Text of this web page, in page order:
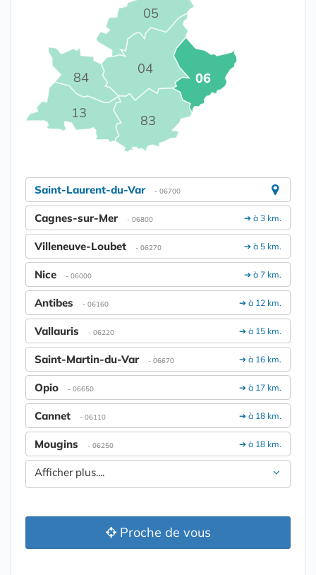
04
05
06
13 83
84
Saint-Laurent-du-Var - 06700
➔ à 3 km.
Cagnes-sur-Mer - 06800
➔ à 5 km.
Villeneuve-Loubet - 06270
➔ à 7 km.
Nice - 06000
➔ à 12 km.
Antibes - 06160
➔ à 15 km.
Vallauris - 06220
➔ à 16 km.
Saint-Martin-du-Var - 06670
➔ à 17 km.
Opio - 06650
➔ à 18 km.
Cannet - 06110
➔ à 18 km.
Mougins - 06250
Afficher plus....
Proche de vous